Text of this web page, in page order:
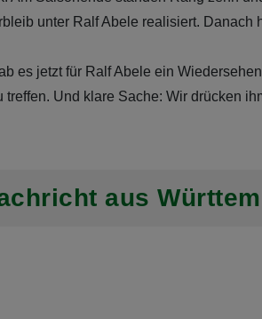
unter Ralf Abele realisiert.
es jetzt für Ralf Abele ein
Und klare Sache: Wir drücken
aus